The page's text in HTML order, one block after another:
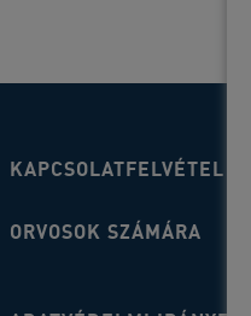
KAPCSOLATFELVÉTEL
ORVOSOK SZÁMÁRA